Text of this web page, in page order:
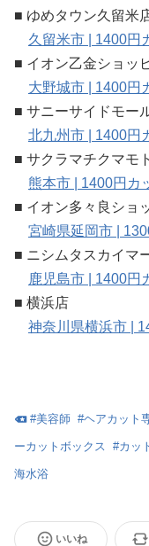
■ ゆめタウン久留米
久留米市 | 1400円
■ イオン乙金ショッ
大野城市 | 1400円
■ サニーサイドモー
北九州市 | 1400円
■ サクラマチクマモ
熊本市 | 1400円カ
■ イオン多々良ショ
宮崎県延岡市 |
■ ニシムタスカイマ
鹿児島市 | 1400円
■ 横浜店
神奈川県横浜市 |
#美容師 #ヘアカット
ーカットボックス #カッ
海水浴
いいね